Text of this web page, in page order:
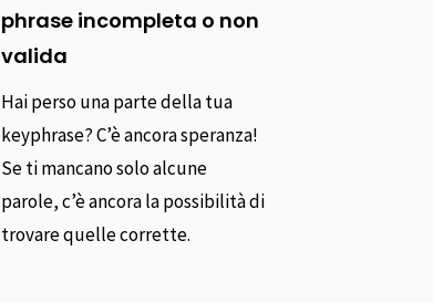
phrase incompleta o non
valida
Hai perso una parte della tua
keyphrase? C’è ancora speranza!
Se ti mancano solo alcune
parole, c’è ancora la possibilità di
trovare quelle corrette.